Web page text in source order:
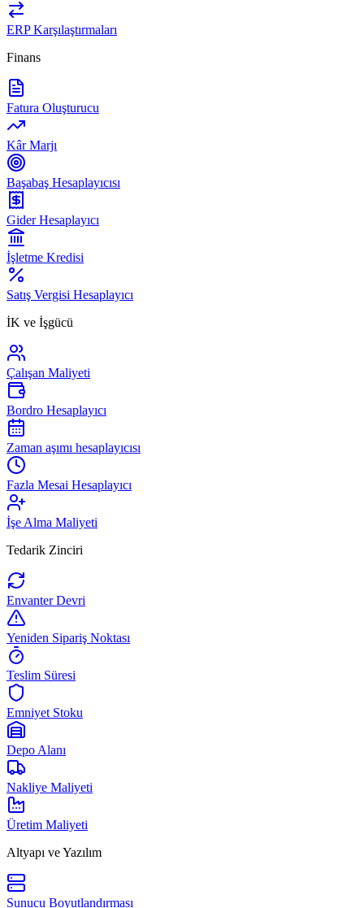
ERP Karşılaştırmaları
Finans
Fatura Oluşturucu
Kâr Marjı
Başabaş Hesaplayıcısı
Gider Hesaplayıcı
İşletme Kredisi
Satış Vergisi Hesaplayıcı
İK ve İşgücü
Çalışan Maliyeti
Bordro Hesaplayıcı
Zaman aşımı hesaplayıcısı
Fazla Mesai Hesaplayıcı
İşe Alma Maliyeti
Tedarik Zinciri
Envanter Devri
Yeniden Sipariş Noktası
Teslim Süresi
Emniyet Stoku
Depo Alanı
Nakliye Maliyeti
Üretim Maliyeti
Altyapı ve Yazılım
Sunucu Boyutlandırması